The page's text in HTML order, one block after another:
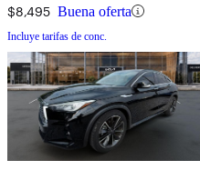
$8,495 Buena oferta
Incluye tarifas de conc.